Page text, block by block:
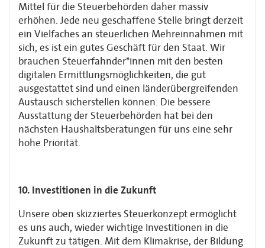
Mittel für die Steuerbehörden daher massiv
erhöhen. Jede neu geschaffene Stelle bringt derzeit
ein Vielfaches an steuerlichen Mehreinnahmen mit
sich, es ist ein gutes Geschäft für den Staat. Wir
brauchen Steuerfahnder*innen mit den besten
digitalen Ermittlungsmöglichkeiten, die gut
ausgestattet sind und einen länderübergreifenden
Austausch sicherstellen können. Die bessere
Ausstattung der Steuerbehörden hat bei den
nächsten Haushaltsberatungen für uns eine sehr
hohe Priorität.
10. Investitionen in die Zukunft
Unsere oben skizziertes Steuerkonzept ermöglicht
es uns auch, wieder wichtige Investitionen in die
Zukunft zu tätigen. Mit dem Klimakrise, der Bildung